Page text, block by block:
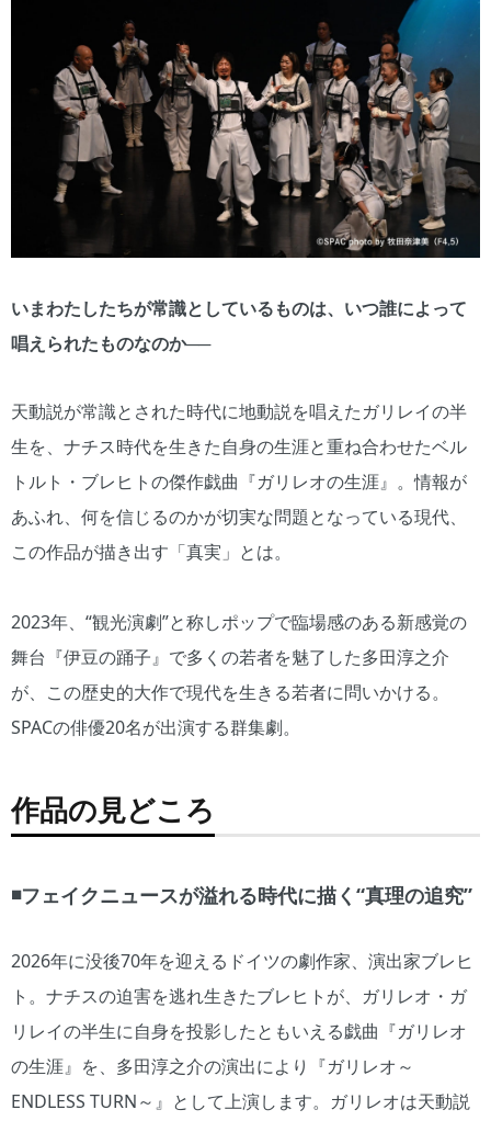
いまわたしたちが常識としているものは、いつ誰によって
唱えられたものなのか──
天動説が常識とされた時代に地動説を唱えたガリレイの半
生を、ナチス時代を生きた自身の生涯と重ね合わせたベル
トルト・ブレヒトの傑作戯曲『ガリレオの生涯』。情報が
あふれ、何を信じるのかが切実な問題となっている現代、
この作品が描き出す「真実」とは。
2023年、“観光演劇”と称しポップで臨場感のある新感覚の
舞台『伊豆の踊子』で多くの若者を魅了した多田淳之介
が、この歴史的大作で現代を生きる若者に問いかける。
SPACの俳優20名が出演する群集劇。
作品の見どころ
◾️フェイクニュースが溢れる時代に描く“真理の追究”
2026年に没後70年を迎えるドイツの劇作家、演出家ブレヒ
ト。ナチスの迫害を逃れ生きたブレヒトが、ガリレオ・ガ
リレイの半生に自身を投影したともいえる戯曲『ガリレオ
の生涯』を、多田淳之介の演出により『ガリレオ～
ENDLESS TURN～』として上演します。ガリレオは天動説